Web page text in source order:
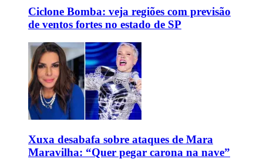
Ciclone Bomba: veja regiões com previsão
de ventos fortes no estado de SP
Xuxa desabafa sobre ataques de Mara
Maravilha: “Quer pegar carona na nave”